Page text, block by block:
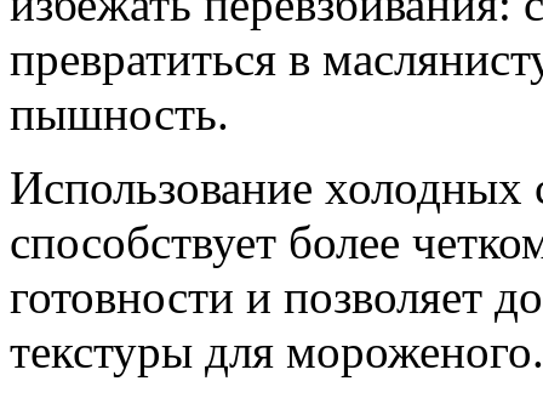
превратиться в
пышность.
Использование
способствует более
готовности и позволяет
текстуры для мороженого.